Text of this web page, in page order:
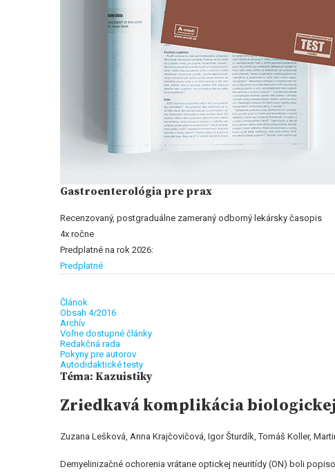
Gastroenterológia pre prax
Recenzovaný, postgraduálne zameraný odborný lekársky časopis
4x ročne
Predplatné na rok 2026:
Predplatné
Článok
Obsah 4/2016
Archív
Voľne dostupné články
Redakčná rada
Pokyny pre autorov
Autodidaktické testy
Téma: Kazuistiky
Zriedkavá komplikácia
Zuzana Lešková, Anna Krajčovičová, Igor Šturdík, Tomáš Koller,
Demyelinizačné ochorenia vrátane optickej neuritídy (ON) boli